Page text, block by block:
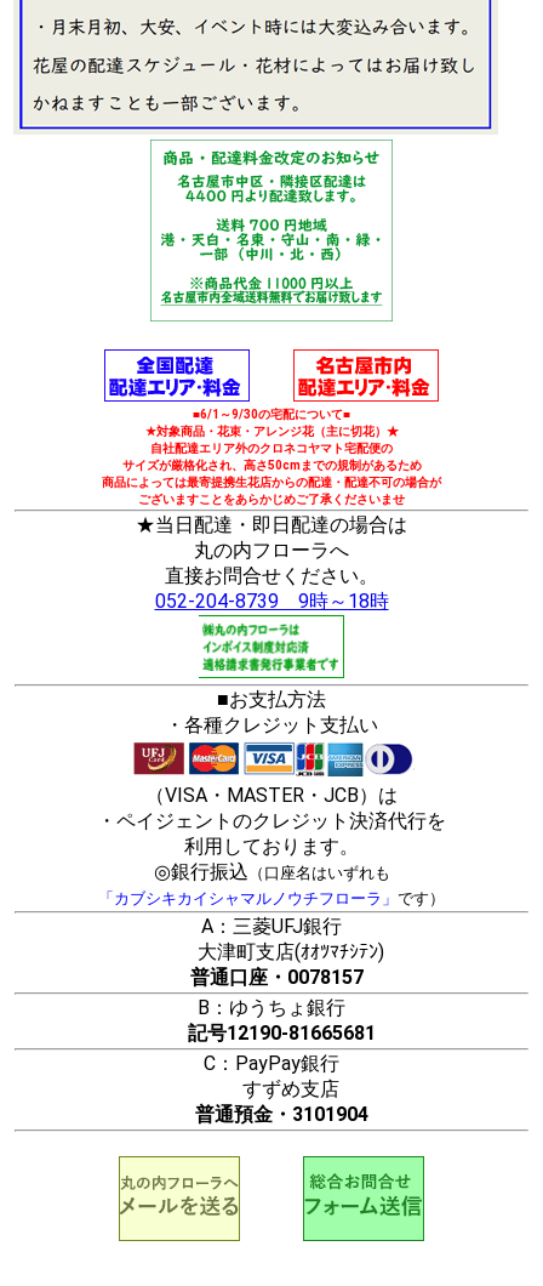
■6/1～9/30の宅配について■
★対象商品・花束・アレンジ花（主に切花）★
自社配達エリア外のクロネコヤマト宅配便の
サイズが厳格化され、高さ50cmまでの規制があるため
商品によっては最寄提携生花店からの配達・配達不可の場合が
ございますことをあらかじめご了承くださいませ
★当日配達・即日配達の場合は
丸の内フローラへ
直接お問合せください。
052-204-8739 9時～18時
■お支払方法
・各種クレジット支払い
（VISA・MASTER・JCB）は
・ペイジェントのクレジット決済代行を
利用しております。
◎銀行振込 （口座名はいずれも
「カブシキカイシャマルノウチフローラ」 です）
A：三菱UFJ銀行
大津町支店(ｵｵﾂﾏﾁｼﾃﾝ)
普通口座・0078157
B：ゆうちょ銀行
記号12190-81665681
C：PayPay銀行
すずめ支店
普通預金・3101904